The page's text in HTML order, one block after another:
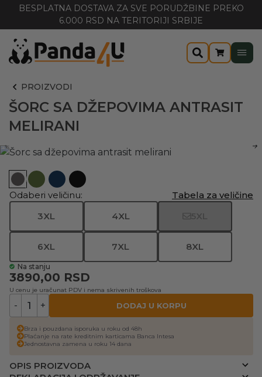
BESPLATNA DOSTAVA ZA SVE PORUDŽBINE PREKO
6.000 RSD NA TERITORIJI SRBIJE
PROIZVODI
ŠORC SA DŽEPOVIMA ANTRASIT
MELIRANI
Odaberi veličinu:
Tabela za veličine
3XL
4XL 5XL
6XL 7XL 8XL
Na stanju
3890,00 RSD
U cenu je uračunat PDV i nema skrivenih troškova
- + DODAJ U KORPU
Brza i pouzdana isporuka u roku od 48h
Plaćanje na rate kreditnim karticama Banca Intesa
Jednostavna zamena u roku 14 dana
OPIS PROIZVODA